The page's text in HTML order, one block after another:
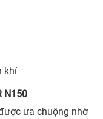
khí
N150
ưa chuộng nhờ